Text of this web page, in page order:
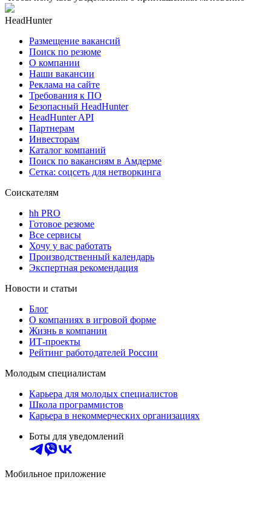
HeadHunter
Размещение вакансий
Поиск по резюме
О компании
Наши вакансии
Реклама на сайте
Требования к ПО
Безопасный HeadHunter
HeadHunter API
Партнерам
Инвесторам
Каталог компаний
Поиск по вакансиям в Амдерме
Сетка: соцсеть для нетворкинга
Соискателям
hh PRO
Готовое резюме
Все сервисы
Хочу у вас работать
Производственный календарь
Экспертная рекомендация
Новости и статьи
Блог
О компаниях в игровой форме
Жизнь в компании
ИТ-проекты
Рейтинг работодателей России
Молодым специалистам
Карьера для молодых специалистов
Школа программистов
Карьера в некоммерческих организациях
Боты для уведомлений
Мобильное приложение